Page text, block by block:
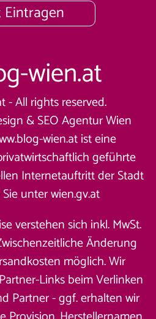
Eintragen
- All rights reserved.
&SEO Agentur Wien
wien.at ist eine
geführte
Internetauftritt der Stadt
unterwien.gv.at
verstehen sich inkl. MwSt.
Änderung
möglich. Wir
Links beim Verlinken
Partner - ggf. erhalten wir